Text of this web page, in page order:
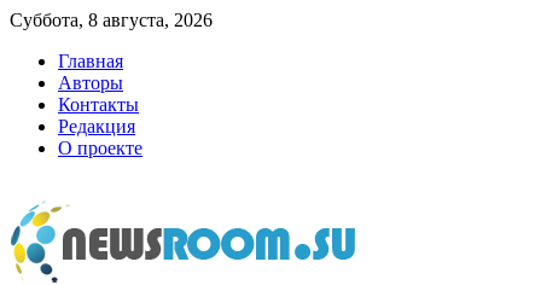
Суббота, 8 августа, 2026
Главная
Авторы
Контакты
Редакция
О проекте